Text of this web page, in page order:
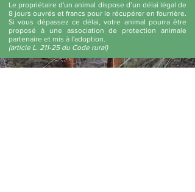
Le propriétaire d'un animal dispose d’un délai légal de
8 jours ouvrés et francs pour le récupérer en fourrière.
Si vous dépassez ce délai, votre animal pourra être
proposé à une association de protection animale
partenaire et mis à l'adoption.
(article L. 211-25 du Code rural)